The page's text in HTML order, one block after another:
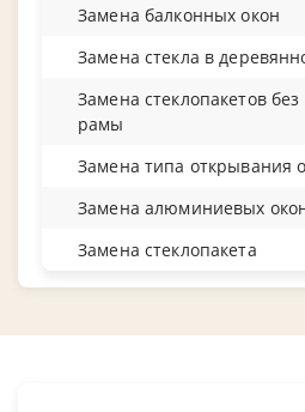
Замена балконных окон
Замена стекла в
Замена стеклопакетов
рамы
Замена типа открывания
Замена алюминиевых
Замена стеклопакета